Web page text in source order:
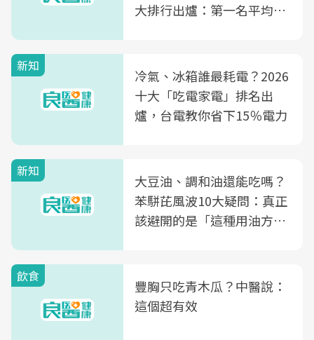
大排行出爐：第一名平均一
新知
冷氣、冰箱誰最耗電？2026
十大「吃電家電」排名出
爐，台電教你省下15％電力
新知
大豆油、調和油還能吃嗎？
苯駢芘風波10大疑問：真正
該避開的是「這種用油方
飲食
豐胸只吃青木瓜？中醫說：
這個超有效